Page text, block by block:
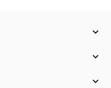


